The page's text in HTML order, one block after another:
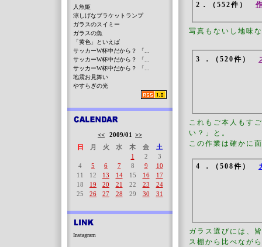
2．（552件）
写真もないし地味
3 ．（520件）
これもご本人もす
い？」と。
この作業は確かに
4 ．（508件）
ガラス選びには、
ス棚から比べなが
人魚姫
涼しげなブラケットランプ
ガラスのスイミー
ガラスの魚
「黄色」といえば
サッカーW杯中だから？ 「...
サッカーW杯中だから？ 「...
サッカーW杯中だから？ 「...
地震お見舞い
やすらぎの光
<< 2009/01 >>
日
月 火 水 木 金
土
1
2
3
4
5 6 7 8 9
10
11
12 13 14 15 16
17
18
19 20 21 22 23
24
25
26 27 28 29 30 31
Instagram